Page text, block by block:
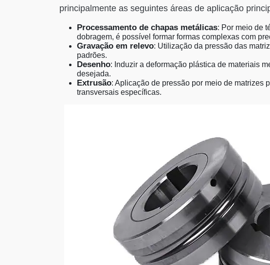
principalmente as seguintes áreas de aplicação
Processamento de chapas metálicas: Por meio de
dobragem, é possível formar formas complexas com
Gravação em relevo: Utilização da pressão das
padrões.
Desenho: Induzir a deformação plástica de materiais
desejada.
Extrusão: Aplicação de pressão por meio de matrizes
transversais específicas.